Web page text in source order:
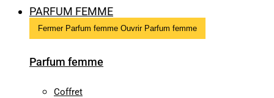
PARFUM FEMME
Fermer Parfum femme Ouvrir Parfum femme
Parfum femme
Coffret